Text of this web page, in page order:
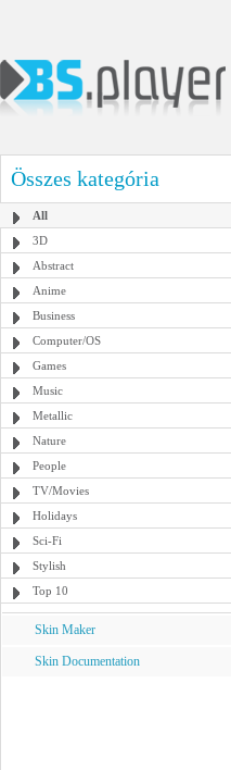
Összes kategória
All
3D
Abstract
Anime
Business
Computer/OS
Games
Music
Metallic
Nature
People
TV/Movies
Holidays
Sci-Fi
Stylish
Top 10
Skin Maker
Skin Documentation